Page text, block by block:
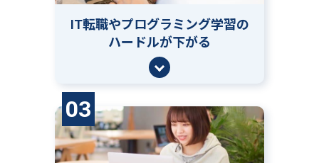
IT転職やプログラミング学習の
ハードルが下がる
03